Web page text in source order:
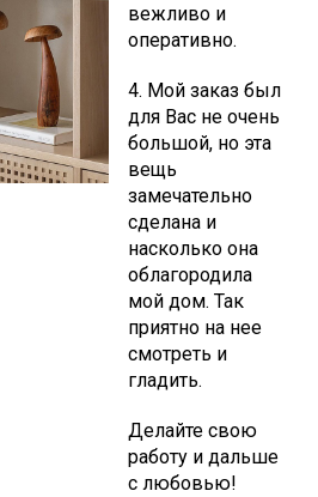
вежливо и
оперативно.
4. Мой заказ был
для Вас не очень
большой, но эта
вещь
замечательно
сделана и
насколько она
облагородила
мой дом. Так
приятно на нее
смотреть и
гладить.
Делайте свою
работу и дальше
с любовью!